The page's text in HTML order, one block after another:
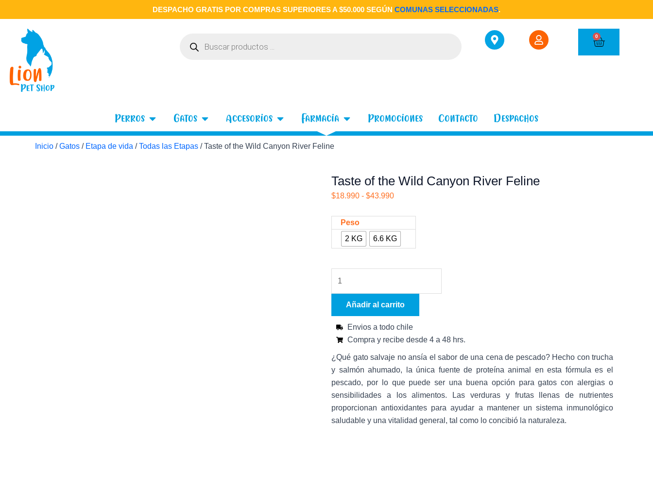
al
contenido
DESPACHO GRATIS POR COMPRAS SUPERIORES A $50.000 SEGÚN COMUNAS SELECCIONADAS.
productos
0
Cart
Perros Open Perros
Gatos Open GatosAccesorios Open Accesorios
Farmacia Open Farmacia
Promociones Contacto Despachos
Inicio /Gatos / Etapa de vida /Todas las Etapas / Taste of the Wild Canyon River Feline
Taste of the Wild Canyon River Feline
$18.990 - $43.990Rango
desde
$18.990
$43.990
Peso
2 KG
6.6 KG
Taste
the
River
cantidad
Añadir al carrito
Envios a todo chile
Compra y recibe desde 4 a 48 hrs.
¿Qué gato salvaje no ansía el sabor de una cena de pescado? Hecho con trucha
y salmón ahumado, la única fuente de proteína animal en esta fórmula es el
pescado, por lo que puede ser una buena opción para gatos con alergias o
sensibilidades a los alimentos. Las verduras y frutas llenas de nutrientes
proporcionan antioxidantes para ayudar a mantener un sistema inmunológico
saludable y una vitalidad general, tal como lo concibió la naturaleza.